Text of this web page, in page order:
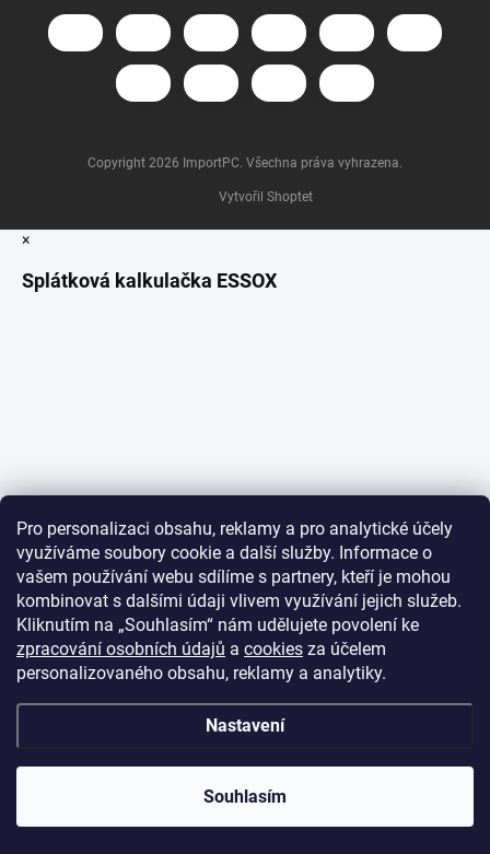
Pro personalizaci obsahu, reklamy a pro analytické účely
využíváme soubory cookie a další služby. Informace o
vašem používání webu sdílíme s partnery, kteří je mohou
kombinovat s dalšími údaji vlivem využívání jejich služeb.
Kliknutím na „Souhlasím“ nám udělujete povolení ke
zpracování osobních údajů a cookies za účelem
personalizovaného obsahu, reklamy a analytiky.
Nastavení
Souhlasím
Vytvořil Shoptet
Copyright 2026 ImportPC. Všechna práva vyhrazena.
×
Splátková kalkulačka ESSOX